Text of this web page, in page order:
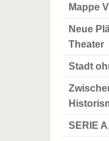
Mappe
Neue
Theater
Stadt
SERIE